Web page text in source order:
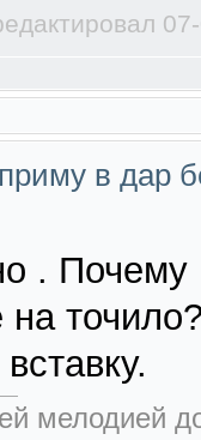
в дар
.
на
мелодией